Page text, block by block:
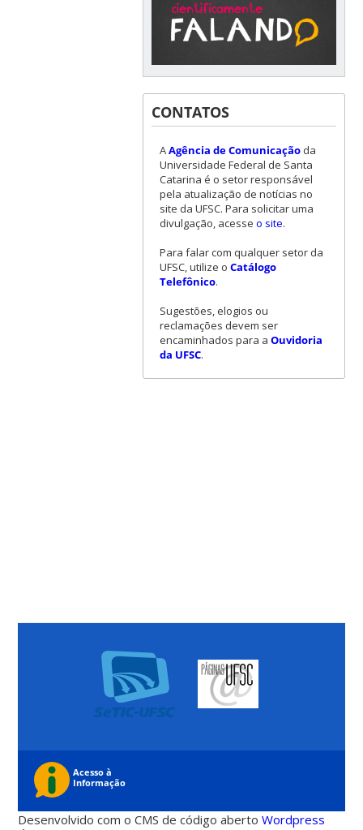
CONTATOS
AAgência de Comunicaçãoda
Universidade Federal de Santa
Catarina é o setor responsável
pela atualização de notícias no
site da UFSC. Para solicitar uma
divulgação, acesse o site.
Para falar com qualquer setor da
UFSC, utilize o Catálogo
Telefônico.
Sugestões, elogios ou
reclamações devem ser
encaminhados para a Ouvidoria
da UFSC.
Desenvolvido com o CMS de código abertoWordpress